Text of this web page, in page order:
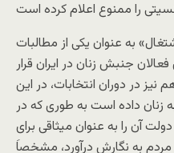
به عنوان یکی از مطالبات
جنبش زنان در ایران قرار
در دوران انتخابات، در این
زنان داده است به طوری که در
آن را به عنوان میثاقی برای
به نگارش درآورد، مشخصاَ